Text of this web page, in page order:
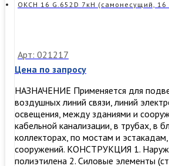
8ОКСН 16 G.652D 7кН (самонесущий, 16
Арт: 021217
Цена по запросу
НАЗНАЧЕНИЕ Применяется для
воздушных линий связи, линий
освещения, между зданиями и
кабельной канализации, в трубах, в
коллекторах, по мостам и
сооружений. КОНСТРУКЦИЯ 1.
полиэтилена 2. Силовые элементы